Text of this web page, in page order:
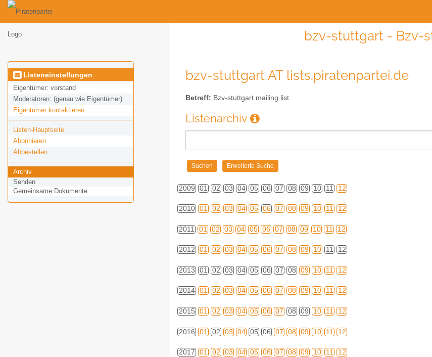
bzv-stuttgart - Bzv-
Listeneinstellungen
Eigentümer: vorstand
Moderatoren: (genau wie Eigentümer)
Eigentümer kontaktieren
Listen-Hauptseite
Abonnieren
Abbestellen
Archiv
Senden
Gemeinsame Dokumente
bzv-stuttgart AT lists.piratenpartei.de
Betreff: Bzv-stuttgart mailing list
Listenarchiv
2009 01 02 03 04 05 06 07 08 09 10 11 12
2010 01 02 03 04 05 06 07 08 09 10 11 12
2011 01 02 03 04 05 06 07 08 09 10 11 12
2012 01 02 03 04 05 06 07 08 09 10 11 12
2013 01 02 03 04 05 06 07 08 09 10 11 12
2014 01 02 03 04 05 06 07 08 09 10 11 12
2015 01 02 03 04 05 06 07 08 09 10 11 12
2016 01 02 03 04 05 06 07 08 09 10 11 12
2017 01 02 03 04 05 06 07 08 09 10 11 12